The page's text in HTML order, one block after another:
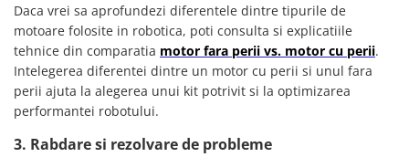
Daca vrei sa aprofundezi diferentele dintre tipurile de
motoare folosite in robotica, poti consulta si explicatiile
tehnice din comparatia motor fara perii vs. motor cu perii.
Intelegerea diferentei dintre un motor cu perii si unul fara
perii ajuta la alegerea unui kit potrivit si la optimizarea
performantei robotului.
3. Rabdare si rezolvare de probleme